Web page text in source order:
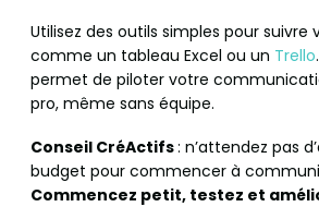
Utilisez des outils simples pour suivre
comme un tableau Excel ou un Trello
permet de piloter votre
pro, même sans équipe.
Conseil CréActifs: n’attendez pas
budget pour commencer à
Commencez petit, testez et